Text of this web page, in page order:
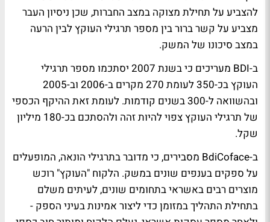
להצביע על תחילת מצוקה במצב החברות, שכן ניסיון העבר
מצביע על קשר ברור בין מספר תרגילי העוקץ לבין הרעה
במצב סיכונו של המשק.
ב-BDI מעריכים כי בשנת 2007 יסתכמו מספר תרגילי
העוקץ בכ-350 לעומת 270 מקרים ב-2006 וב-2005
ובהשוואה ל-300 בשנים קודמות. לעומת זאת ההיקף הכספי
של תרגילי העוקץ צפוי להיות זהה ולהסתכם בכ-180 מיליון
שקל.
ב-BdiCoface מסבירים, כי מדובר בתרגילי הונאה, המופעלים
על ספקים בענפים שונים במשק. הלקוח "העוקץ" רוכש
מוצרים רבים באשראי בתחומים שונים, לעיתים משלם
בתחילת התהליך במזומן כדי ליצור אמינות בעיני הספק -